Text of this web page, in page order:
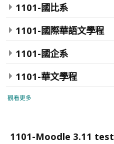
1101-國比系
1101-國際華語文學程
1101-國企系
1101-華文學程
觀看更多
1101-Moodle 3.11 test